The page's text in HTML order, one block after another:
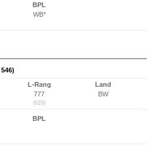
BPL
WB*
L-Rang
777
(629)
Land
BW
BPL